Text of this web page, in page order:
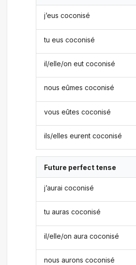
j’eus coconisé
tu eus coconisé
il/elle/on eut coconisé
nous eûmes coconisé
vous eûtes coconisé
ils/elles eurent coconisé
Future perfect tense
j’aurai coconisé
tu auras coconisé
il/elle/on aura coconisé
nous aurons coconisé